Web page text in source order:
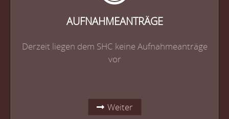
AUFNAHMEANTRÄGE
Derzeit liegen dem SHC keine Aufnahmeanträge
vor
Weiter